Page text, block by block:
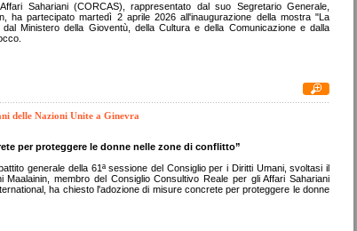
Sahariani (CORCAS), rappresentato dal suo Segretario Generale,
ha partecipato martedì 2 aprile 2026 all'inaugurazione della mostra "La
Ministero della Gioventù, della Cultura e della Comunicazione e dalla
delle Nazioni Unite a Ginevra
per proteggere le donne nelle zone di conflitto”
generale della 61ª sessione del Consiglio per i Diritti Umani, svoltasi il
membro del Consiglio Consultivo Reale per gli Affari Sahariani
ha chiesto l'adozione di misure concrete per proteggere le donne